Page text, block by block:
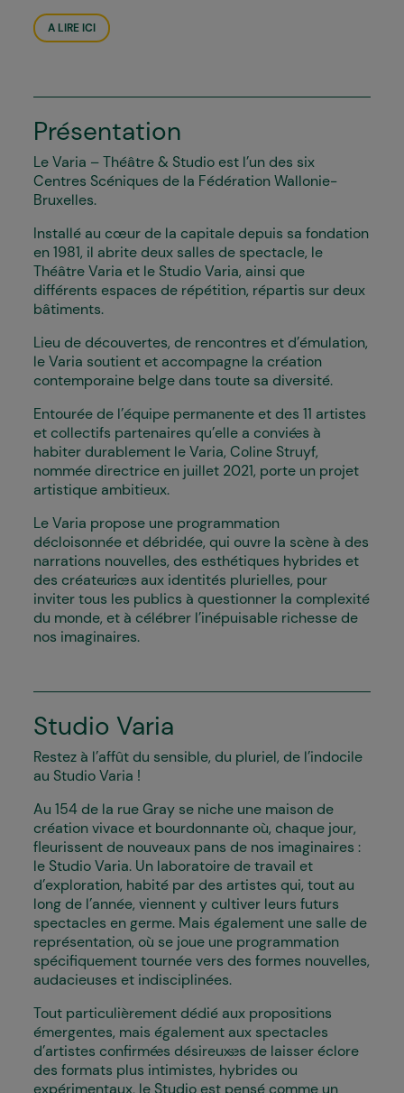
A LIRE ICI
Présentation
LeVaria – Théâtre & Studio est l’un des six
Centres Scéniques de la Fédération Wallonie-
Bruxelles.
Installé au cœur de la capitale depuis sa fondation
en 1981, il abrite deux salles de spectacle, le
Théâtre Varia et le Studio Varia, ainsi que
différents espaces de répétition, répartis sur deux
bâtiments.
Lieu de découvertes, de rencontres et d’émulation,
le Varia soutient et accompagne la création
contemporaine belge dans toute sa diversité.
Entourée de l’équipe permanente et des 11 artistes
et collectifs partenaires qu’elle a convié·es à
habiter durablement le Varia, Coline Struyf,
nommée directrice en juillet 2021, porte un projet
artistique ambitieux.
Le Varia propose une programmation
décloisonnée et débridée, qui ouvre la scène à des
narrations nouvelles, des esthétiques hybrides et
des créateur·ices aux identités plurielles, pour
inviter tous les publics à questionner la complexité
du monde, et à célébrer l’inépuisable richesse de
nos imaginaires.
Studio Varia
Restez à l’affût du sensible, du pluriel, de l’indocile
au Studio Varia !
Au 154 de la rue Gray se niche une maison de
création vivace et bourdonnante où, chaque jour,
fleurissent de nouveaux pans de nos imaginaires :
le Studio Varia. Un laboratoire de travail et
d’exploration, habité par des artistes qui, tout au
long de l’année, viennent y cultiver leurs futurs
spectacles en germe. Mais également une salle de
représentation, où se joue une programmation
spécifiquement tournée vers des formes nouvelles,
audacieuses et indisciplinées.
Tout particulièrement dédié aux propositions
émergentes, mais également aux spectacles
d’artistes confirmé·es désireux·ses de laisser éclore
des formats plus intimistes, hybrides ou
expérimentaux, le Studio est pensé comme un